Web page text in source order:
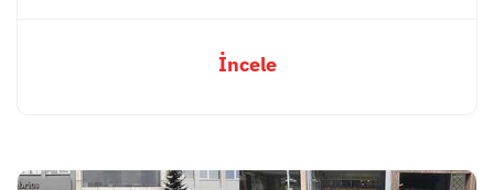
İncele